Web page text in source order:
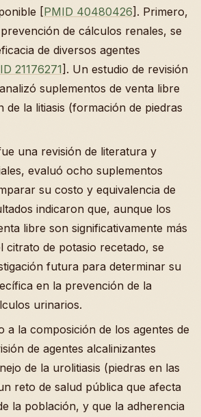
[PMID 40480426]. Primero,
de cálculos renales, se
de diversos agentes
21176271]. Un estudio de revisión
suplementos de venta libre
de la litiasis (formación de piedras
una revisión de literatura y
evaluó ocho suplementos
su costo y equivalencia de
indicaron que, aunque los
libre son significativamente más
citrato de potasio recetado, se
futura para determinar su
en la prevención de la
urinarios.
a la composición de los agentes de
de agentes alcalinizantes
de la urolitiasis (piedras en las
reto de salud pública que afecta
la población, y que la adherencia